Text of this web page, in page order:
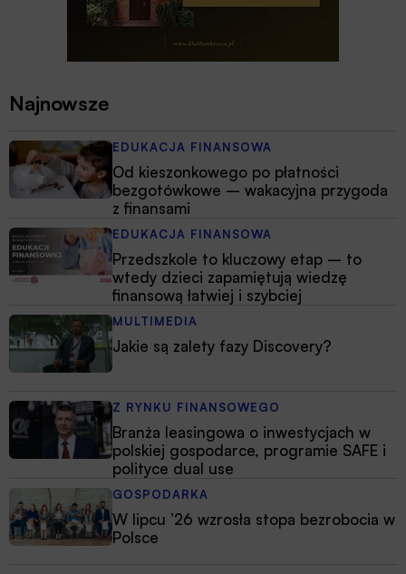
Najnowsze
EDUKACJA FINANSOWA
Od kieszonkowego po płatności
bezgotówkowe – wakacyjna przygoda
z finansami
EDUKACJA FINANSOWA
Przedszkole to kluczowy etap – to
wtedy dzieci zapamiętują wiedzę
finansową łatwiej i szybciej
MULTIMEDIA
Jakie są zalety fazy Discovery?
Z RYNKU FINANSOWEGO
Branża leasingowa o inwestycjach w
polskiej gospodarce, programie SAFE i
polityce dual use
GOSPODARKA
W lipcu ’26 wzrosła stopa bezrobocia w
Polsce